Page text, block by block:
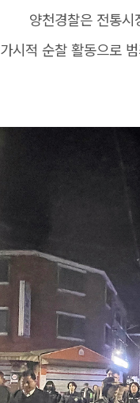
양천경찰은 전통
가시적 순찰 활동으로